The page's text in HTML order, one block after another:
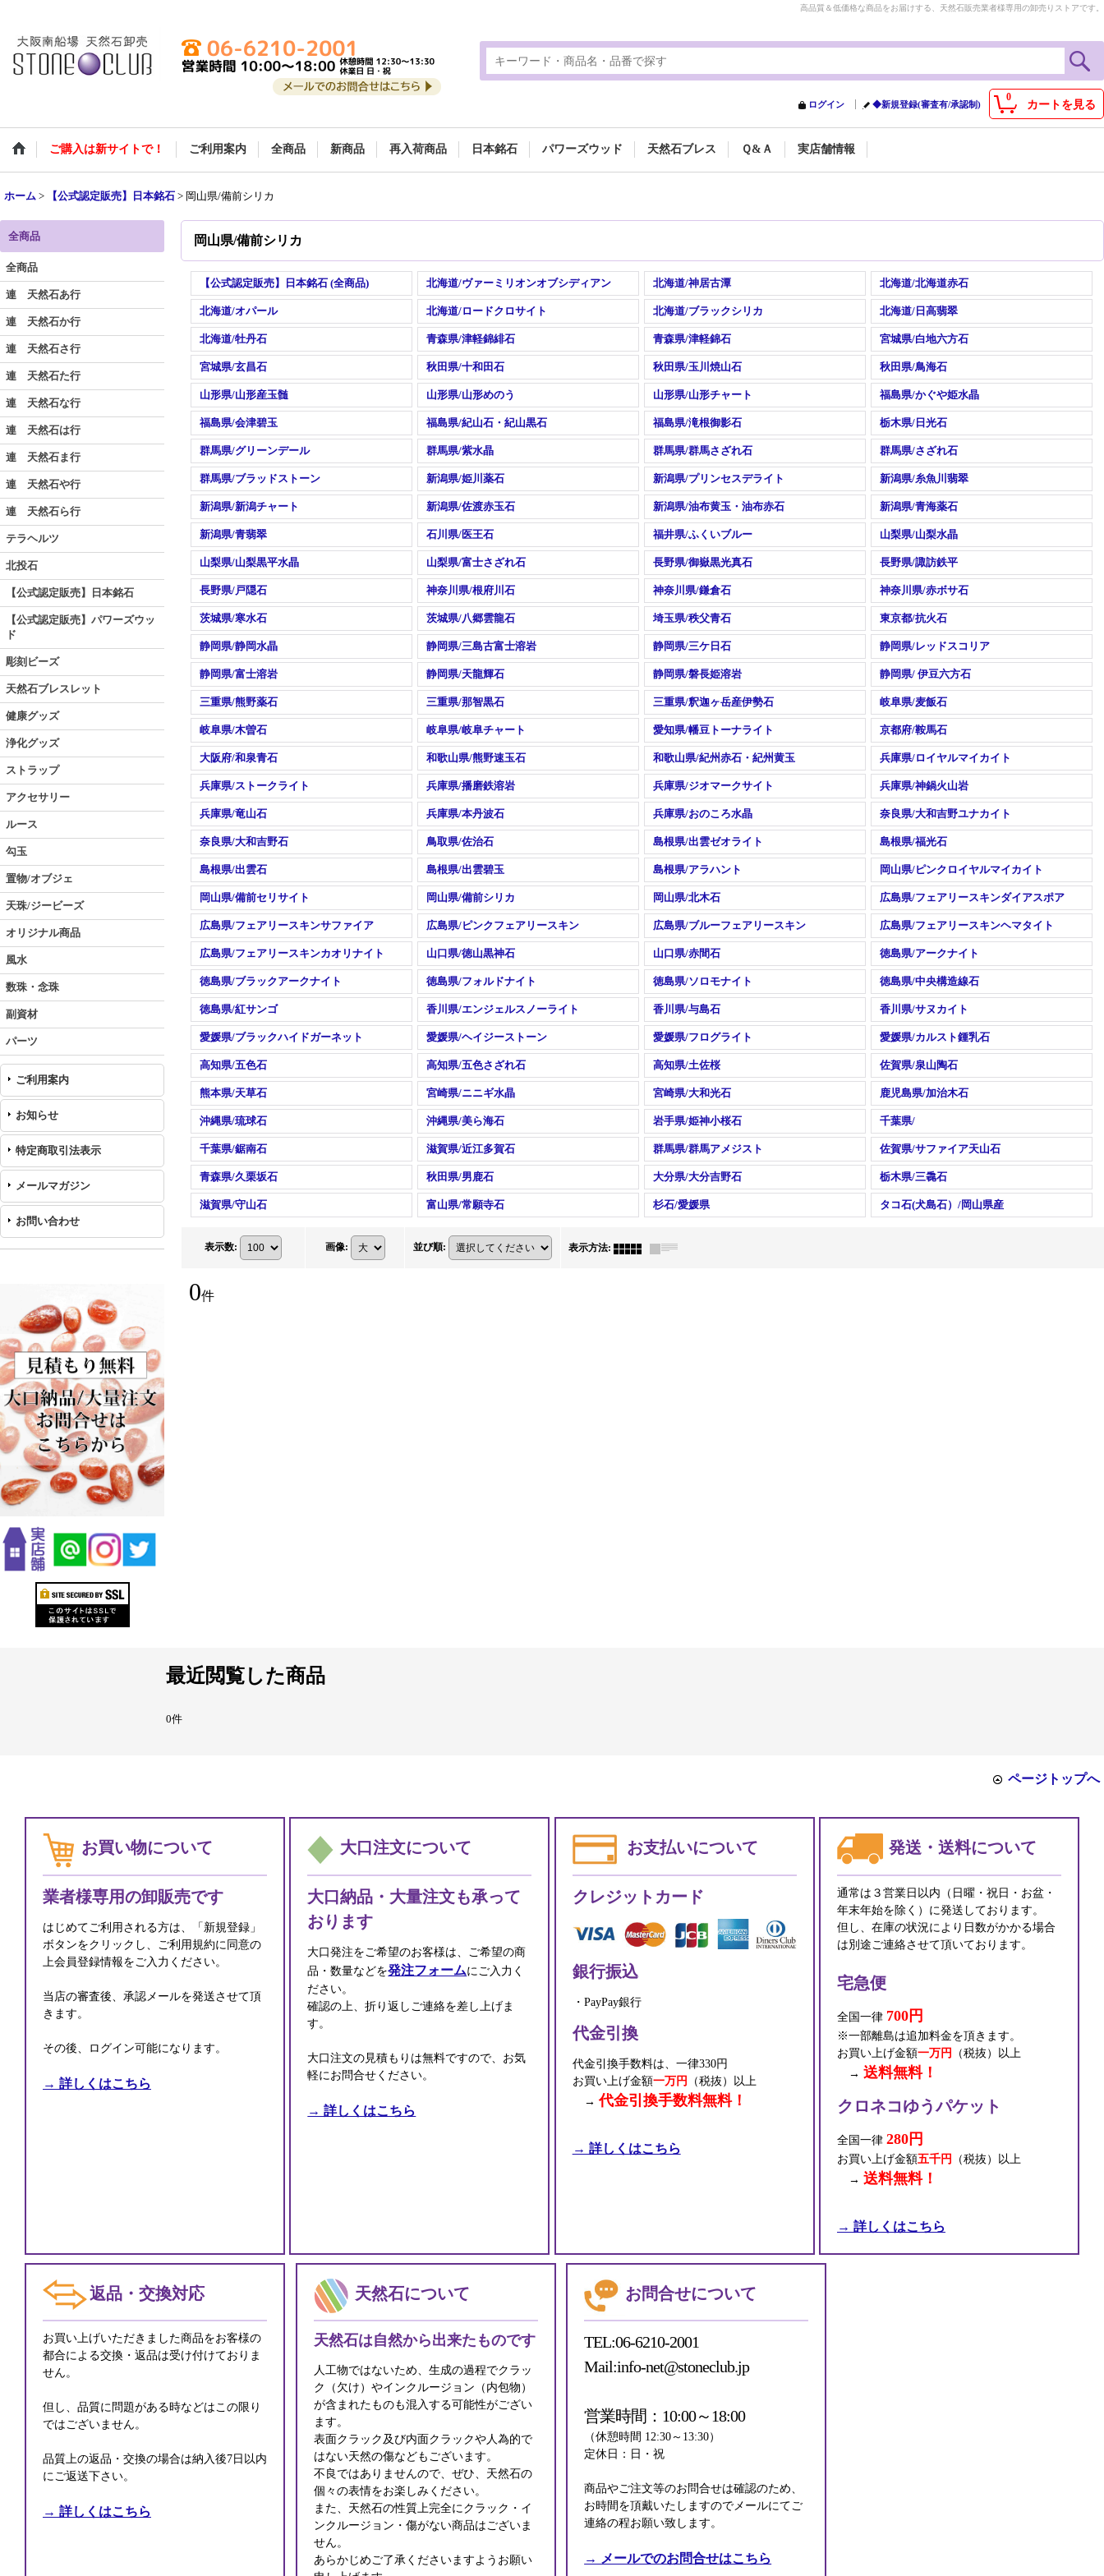
高品質＆低価格な商品をお届けする、天然石販売業者様専用の卸売りストアです。
0
カートを見る
ログイン ◆新規登録(審査有/承認制)
ご購入は新サイトで！ ご利用案内 全商品 新商品 再入荷商品 日本銘石 パワーズウッド 天然石ブレス Ｑ&Ａ 実店舗情報
ホーム > 【公式認定販売】日本銘石 > 岡山県/備前シリカ
全商品
全商品
連 天然石あ行
連 天然石か行
連 天然石さ行
連 天然石た行
連 天然石な行
連 天然石は行
連 天然石ま行
連 天然石や行
連 天然石ら行
テラヘルツ
北投石
【公式認定販売】日本銘石
【公式認定販売】パワーズウッ
ド
彫刻ビーズ
天然石ブレスレット
健康グッズ
浄化グッズ
ストラップ
アクセサリー
ルース
勾玉
置物/オブジェ
天珠/ジービーズ
オリジナル商品
風水
数珠・念珠
副資材
パーツ
ご利用案内
お知らせ
特定商取引法表示
メールマガジン
お問い合わせ
岡山県/備前シリカ
【公式認定販売】日本銘石 (全商品) 北海道/ヴァーミリオンオブシディアン 北海道/神居古潭 北海道/北海道赤石
北海道/オパール 北海道/ロードクロサイト 北海道/ブラックシリカ 北海道/日高翡翠
北海道/牡丹石 青森県/津軽錦緋石 青森県/津軽錦石 宮城県/白地六方石
宮城県/玄昌石 秋田県/十和田石 秋田県/玉川焼山石 秋田県/鳥海石
山形県/山形産玉髄 山形県/山形めのう 山形県/山形チャート 福島県/かぐや姫水晶
福島県/会津碧玉 福島県/紀山石・紀山黒石 福島県/滝根御影石 栃木県/日光石
群馬県/グリーンデール 群馬県/紫水晶 群馬県/群馬さざれ石 群馬県/さざれ石
群馬県/ブラッドストーン 新潟県/姫川薬石 新潟県/プリンセスデライト 新潟県/糸魚川翡翠
新潟県/新潟チャート 新潟県/佐渡赤玉石 新潟県/油布黄玉・油布赤石 新潟県/青海薬石
新潟県/青翡翠 石川県/医王石 福井県/ふくいブルー 山梨県/山梨水晶
山梨県/山梨黒平水晶 山梨県/富士さざれ石 長野県/御嶽黒光真石 長野県/諏訪鉄平
長野県/戸隠石 神奈川県/根府川石 神奈川県/鎌倉石 神奈川県/赤ボサ石
茨城県/寒水石 茨城県/八郷雲龍石 埼玉県/秩父青石 東京都/抗火石
静岡県/静岡水晶 静岡県/三島古富士溶岩 静岡県/三ケ日石 静岡県/レッドスコリア
静岡県/富士溶岩 静岡県/天龍輝石 静岡県/磐長姫溶岩 静岡県/ 伊豆六方石
三重県/熊野薬石 三重県/那智黒石 三重県/釈迦ヶ岳産伊勢石 岐阜県/麦飯石
岐阜県/木曽石 岐阜県/岐阜チャート 愛知県/幡豆トーナライト 京都府/鞍馬石
大阪府/和泉青石 和歌山県/熊野速玉石 和歌山県/紀州赤石・紀州黄玉 兵庫県/ロイヤルマイカイト
兵庫県/ストークライト 兵庫県/播磨鉄溶岩 兵庫県/ジオマークサイト 兵庫県/神鍋火山岩
兵庫県/竜山石 兵庫県/本丹波石 兵庫県/おのころ水晶 奈良県/大和吉野ユナカイト
奈良県/大和吉野石 鳥取県/佐治石 島根県/出雲ゼオライト 島根県/福光石
島根県/出雲石 島根県/出雲碧玉 島根県/アラハント 岡山県/ピンクロイヤルマイカイト
岡山県/備前セリサイト 岡山県/備前シリカ 岡山県/北木石 広島県/フェアリースキンダイアスポア
広島県/フェアリースキンサファイア 広島県/ピンクフェアリースキン 広島県/ブルーフェアリースキン 広島県/フェアリースキンヘマタイト
広島県/フェアリースキンカオリナイト 山口県/徳山黒神石 山口県/赤間石 徳島県/アークナイト
徳島県/ブラックアークナイト 徳島県/フォルドナイト 徳島県/ソロモナイト 徳島県/中央構造線石
徳島県/紅サンゴ 香川県/エンジェルスノーライト 香川県/与島石 香川県/サヌカイト
愛媛県/ブラックハイドガーネット 愛媛県/ヘイジーストーン 愛媛県/フログライト 愛媛県/カルスト鍾乳石
高知県/五色石 高知県/五色さざれ石 高知県/土佐桜 佐賀県/泉山陶石
熊本県/天草石 宮崎県/ニニギ水晶 宮崎県/大和光石 鹿児島県/加治木石
沖縄県/琉球石 沖縄県/美ら海石 岩手県/姫神小桜石 千葉県/
千葉県/鋸南石 滋賀県/近江多賀石 群馬県/群馬アメジスト 佐賀県/サファイア天山石
青森県/久栗坂石 秋田県/男鹿石 大分県/大分吉野石 栃木県/三毳石
滋賀県/守山石 富山県/常願寺石 杉石/愛媛県 タコ石(犬島石）/岡山県産
表示数: 画像: 並び順: 表示方法:
0件
最近閲覧した商品
0件
ページトップへ
お買い物について
業者様専用の卸販売です
はじめてご利用される方は、「新規登録」
ボタンをクリックし、ご利用規約に同意の
上会員登録情報をご入力ください。
当店の審査後、承認メールを発送させて頂
きます。
その後、ログイン可能になります。
→ 詳しくはこちら
大口注文について
大口納品・大量注文も承って
おります
大口発注をご希望のお客様は、ご希望の商
品・数量などを発注フォームにご入力く
ださい。
確認の上、折り返しご連絡を差し上げま
す。
大口注文の見積もりは無料ですので、お気
軽にお問合せください。
→ 詳しくはこちら
お支払いについて
クレジットカード
銀行振込
・PayPay銀行
代金引換
代金引換手数料は、一律330円
お買い上げ金額一万円
（税抜）以上
→代金引換手数料無料！
→ 詳しくはこちら
発送・送料について
通常は３営業日以内（日曜・祝日・お盆・
年末年始を除く）に発送しております。
但し、在庫の状況により日数がかかる場合
は別途ご連絡させて頂いております。
宅急便
全国一律 700円
※一部離島は追加料金を頂きます。
お買い上げ金額一万円
（税抜）以上
→ 送料無料！
クロネコゆうパケット
全国一律 280円
お買い上げ金額五千円
（税抜）以上
→ 送料無料！
→ 詳しくはこちら
返品・交換対応
お買い上げいただきました商品をお客様の
都合による交換・返品は受け付けておりま
せん。
但し、品質に問題がある時などはこの限り
ではございません。
品質上の返品・交換の場合は納入後7日以内
にご返送下さい。
→ 詳しくはこちら
天然石について
天然石は自然から出来たものです
人工物ではないため、生成の過程でクラッ
ク（欠け）やインクルージョン（内包物）
が含まれたものも混入する可能性がござい
ます。
表面クラック及び内面クラックや人為的で
はない天然の傷などもございます。
不良ではありませんので、ぜひ、天然石の
個々の表情をお楽しみください。
また、天然石の性質上完全にクラック・イ
ンクルージョン・傷がない商品はございま
せん。
あらかじめご了承くださいますようお願い
お問合せについて
TEL:06-6210-2001
Mail:info-net@stoneclub.jp
営業時間：10:00～18:00
（休憩時間 12:30～13:30）
定休日：日・祝
商品やご注文等のお問合せは確認のため、
お時間を頂戴いたしますのでメールにてご
連絡の程お願い致します。
→ メールでのお問合せはこちら